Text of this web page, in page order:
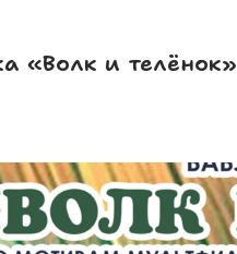
«Волк и телёнок»